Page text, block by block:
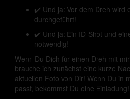
✔️ Und ja: Vor dem Dreh wird
durchgeführt!
✔️ Und ja: Ein ID-Shot und
notwendig!
Wenn Du Dich für einen Dreh mit
brauche ich zunächst eine kurze
aktuellen Foto von Dir! Wenn Du in
passt, bekommst Du eine Einladung!